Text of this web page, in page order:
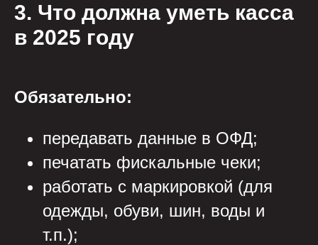
3. Что должна уметь касса
в 2025 году
Обязательно:
передавать данные в ОФД;
печатать фискальные чеки;
работать с маркировкой (для
одежды, обуви, шин, воды и
т.п.);